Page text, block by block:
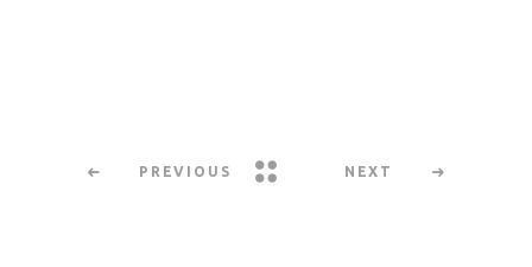
PREVIOUS NEXT